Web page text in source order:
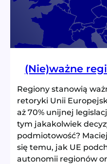
(Nie)ważne
Regiony stanowią
retoryki Unii
aż 70% unijnej
tym jakakolwiek
podmiotowość?
się temu, jak UE
autonomii regionów